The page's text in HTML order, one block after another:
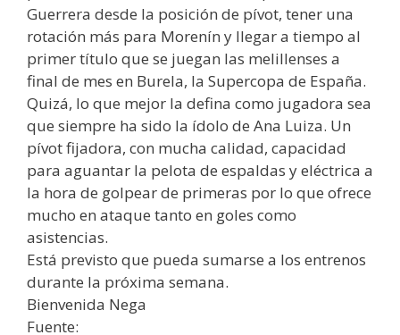
Guerrera desde la posición de pívot, tener una
rotación más para Morenín y llegar a tiempo al
primer título que se juegan las melillenses a
final de mes en Burela, la Supercopa de España.
Quizá, lo que mejor la defina como jugadora sea
que siempre ha sido la ídolo de Ana Luiza. Un
pívot fijadora, con mucha calidad, capacidad
para aguantar la pelota de espaldas y eléctrica a
la hora de golpear de primeras por lo que ofrece
mucho en ataque tanto en goles como
asistencias.
Está previsto que pueda sumarse a los entrenos
durante la próxima semana.
Bienvenida Nega
Fuente: